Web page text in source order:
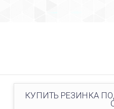
КУПИТЬ РЕЗИНКА